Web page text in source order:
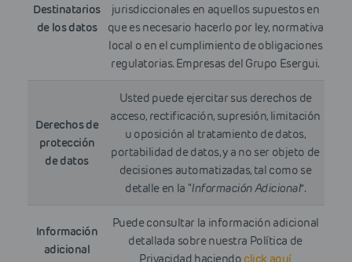
Destinatarios
de los datos
jurisdiccionales en aquellos supuestos en
que es necesario hacerlo por ley, normativa
local o en el cumplimiento de obligaciones
regulatorias. Empresas del Grupo Esergui.
Derechos de
protección
de datos
Usted puede ejercitar sus derechos de
acceso, rectificación, supresión, limitación
u oposición al tratamiento de datos,
portabilidad de datos, y a no ser objeto de
decisiones automatizadas, tal como se
detalle en la “Información Adicional”.
Información
adicional
Puede consultar la información adicional
detallada sobre nuestra Política de
Privacidad haciendo click aquí